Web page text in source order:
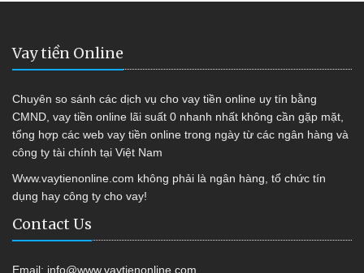
Vay tiền Online
Chuyên so sánh các dịch vụ cho vay tiền online uy tín bằng
CMND, vay tiền online lãi suất 0 nhanh nhất không cần gặp mặt,
tổng hợp các web vay tiền online trong ngày từ các ngân hàng và
công ty tài chính tại Việt Nam
Www.vaytienonline.com không phải là ngân hàng, tổ chức tín
dụng hay công ty cho vay!
Contact Us
Email: info@www.vaytienonline.com